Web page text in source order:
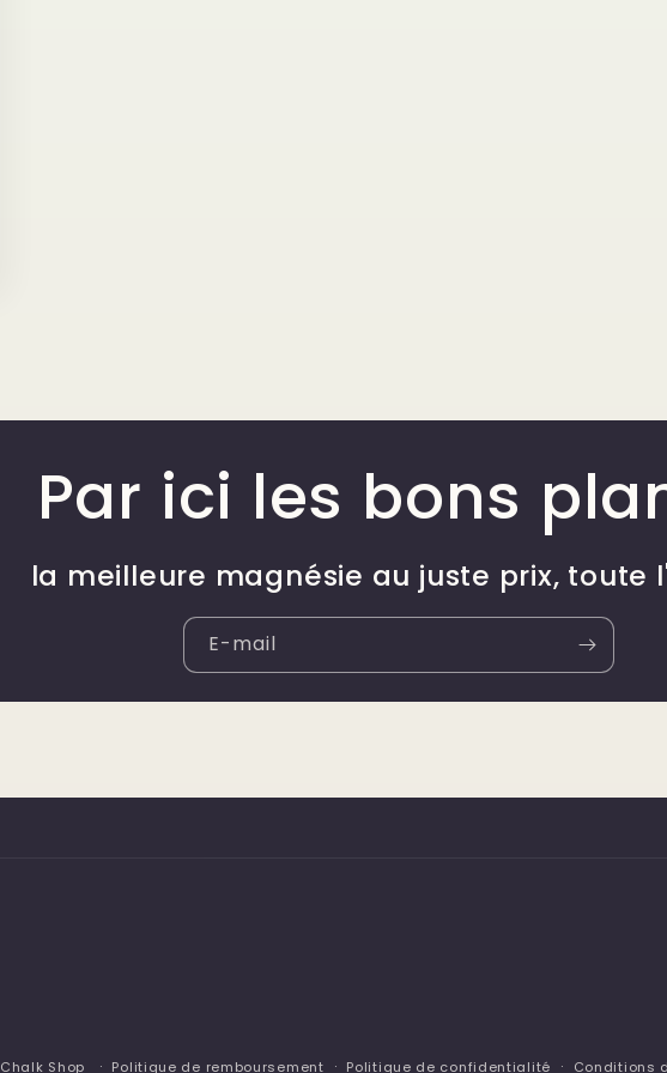
Par ici les bons
la meilleure magnésie au juste prix, toute
E-mail
Chalk Shop Politique de remboursement Politique de confidentialité Conditions